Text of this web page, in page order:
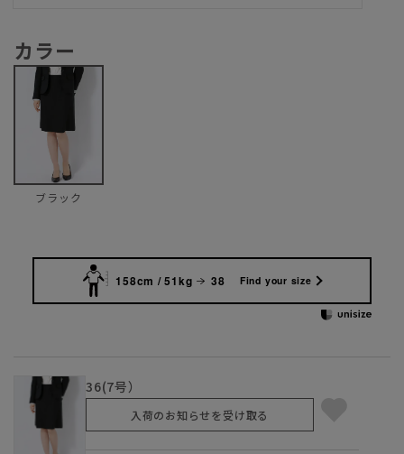
カラー
ブラック
158cm / 51kg 38 Find your size
36(7号）
入荷のお知らせを受け取る